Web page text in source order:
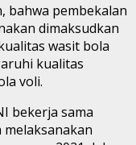
bahwa pembekalan
dimaksudkan
wasit bola
kualitas
voli.
bekerja sama
melaksanakan